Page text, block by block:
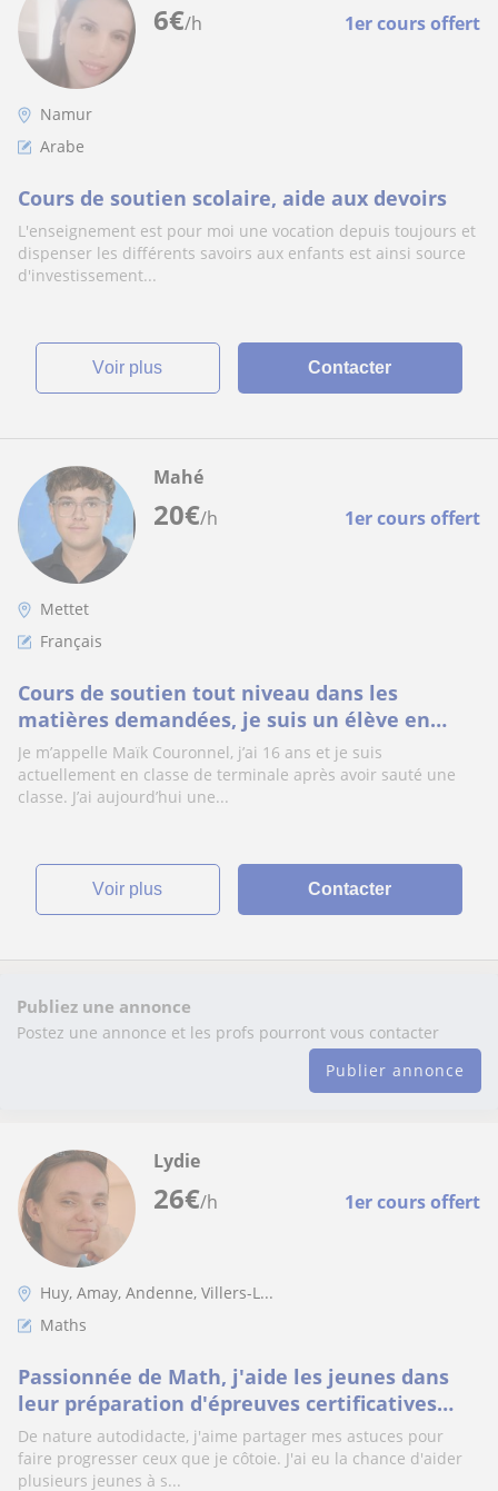
6€/h 1er cours offert
Namur
Arabe
Cours de soutien scolaire, aide aux devoirs
L'enseignement est pour moi une vocation depuis toujours et
dispenser les différents savoirs aux enfants est ainsi source
d'investissement...
voir plus Contacter
20€/h 1er cours offert
Mahé
Mettet
Français
Cours de soutien tout niveau dans les
matières demandées, je suis un élève en
terminale avec 16 de moyenne ! Prêt à aider!
Je m’appelle Maïk Couronnel, j’ai 16 ans et je suis
actuellement en classe de terminale après avoir sauté une
classe. J’ai aujourd’hui une...
voir plus Contacter
Publiez une annonce
Postez une annonce et les profs pourront vous contacter
Publier annonce
26€/h 1er cours offert
Lydie
Huy, Amay, Andenne, Villers-L...
Maths
Passionnée de Math, j'aide les jeunes dans
leur préparation d'épreuves certificatives
(CEB, CE1D) ou d'examens/contrôles tout au l
De nature autodidacte, j'aime partager mes astuces pour
faire progresser ceux que je côtoie. J'ai eu la chance d'aider
plusieurs jeunes à s...